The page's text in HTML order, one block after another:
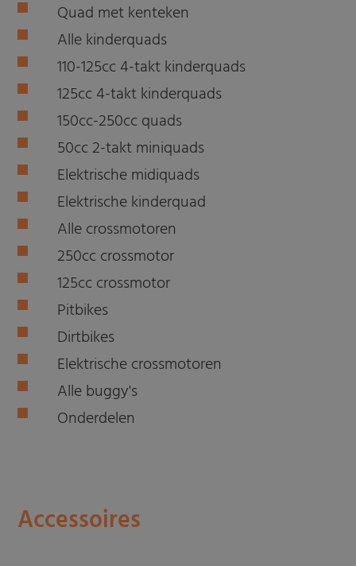
Quad met kenteken
Alle kinderquads
110-125cc 4-takt kinderquads
125cc 4-takt kinderquads
150cc-250cc quads
50cc 2-takt miniquads
Elektrische midiquads
Elektrische kinderquad
Alle crossmotoren
250cc crossmotor
125cc crossmotor
Pitbikes
Dirtbikes
Elektrische crossmotoren
Alle buggy's
Onderdelen
Accessoires